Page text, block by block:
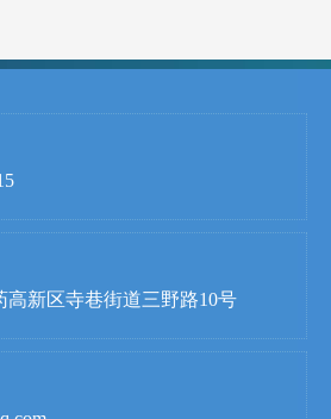
高新区寺巷街道三野路10号